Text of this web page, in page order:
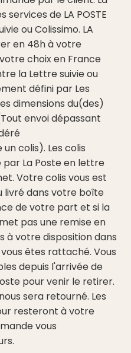
services de LA POSTE
ou Colissimo. LA
en 48h à votre
choix en France
la Lettre suivie ou
défini par Les
dimensions du(des)
envoi dépassant
colis). Les colis
La Poste en lettre
Votre colis vous est
livré dans votre boîte
de votre part et si la
pas une remise en
à votre disposition dans
êtes rattaché. Vous
depuis l'arrivée de
pour venir le retirer.
sera retourné. Les
resteront à votre
vous